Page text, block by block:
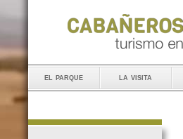
el parque la visita